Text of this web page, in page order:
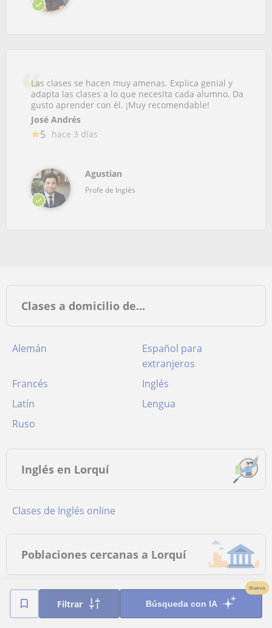
Filtrar Búsqueda con IA
Nuevo
Las clases se hacen muy amenas. Explica genial y
adapta las clases a lo que necesita cada alumno. Da
gusto aprender con él. ¡Muy recomendable!
José Andrés
5 hace 3 días
Agustian
Profe de Inglés
Clases a domicilio de...
Alemán
Español para
extranjeros
Francés
Inglés
Latín
Lengua
Ruso
Inglés en Lorquí
Clases de Inglés online
Poblaciones cercanas a Lorquí
Clases de Inglés a
domicilio en Alcantarilla
Clases de Inglés a
domicilio en Alguazas